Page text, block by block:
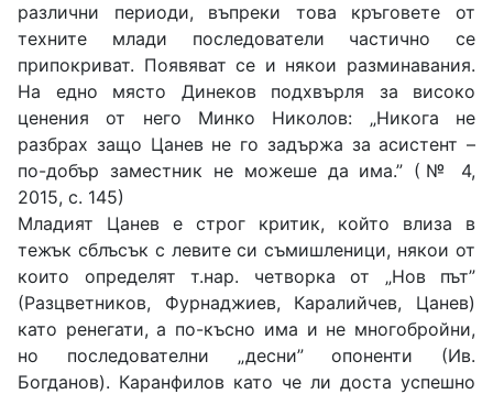
различни периоди, въпреки това кръговете от
техните млади последователи частично се
припокриват. Появяват се и някои разминавания.
На едно място Динеков подхвърля за високо
ценения от него Минко Николов: „Никога не
разбрах защо Цанев не го задържа за асистент –
по-добър заместник не можеше да има.” (№ 4,
2015, с. 145)
Младият Цанев е строг критик, който влиза в
тежък сблъсък с левите си съмишленици, някои от
които определят т.нар. четворка от „Нов път”
(Разцветников, Фурнаджиев, Каралийчев, Цанев)
като ренегати, а по-късно има и не многобройни,
но последователни „десни” опоненти (Ив.
Богданов). Каранфилов като че ли доста успешно